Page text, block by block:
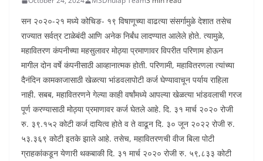
सन २०२०-२१ मध्ये कोचिङ- १९ विषाणूच्या वाढत्या संसर्गामुळे देशात तसेच
राज्यात सर्वत्र टाळेबंदी आणि अनेक निर्बंध लादण्यात आलेले होते. त्यामुळे,
महावितरण कंपनीच्या महसुलावर मोठ्या प्रमाणावर विपरीत परिणाम होऊन
मागील दोन वर्षे कंपनीसाठी आव्हानात्मक होती. परिणामी, महावितरणला त्यांच्या
दैनंदिन कामकाजासाठी खेळत्या भांडवलापोटी कर्ज घेण्यावाचून पर्याय राहिला
नाही. सबब, महावितरणने गेल्या काही वर्षांमध्ये आपल्या खेळत्या भांडवलाची गरज
पूर्ण करण्यासाठी मोठ्या प्रमाणावर कर्ज घेतले आहे. दि. ३१ मार्च २०२० रोजी
रु. ३९.१५२ कोटी कर्ज दायित्व होते व ते वाढून दि. ३० जून २०२२ रोजी रु.
५३.३६९ कोटी इतके झाले आहे. तसेच, महावितरणची वीज बिला पोटी
ग्राहकांकडून येणारी थकबाकी दि. ३१ मार्च २०२० रोजी रु. ५९,८३३ कोटी